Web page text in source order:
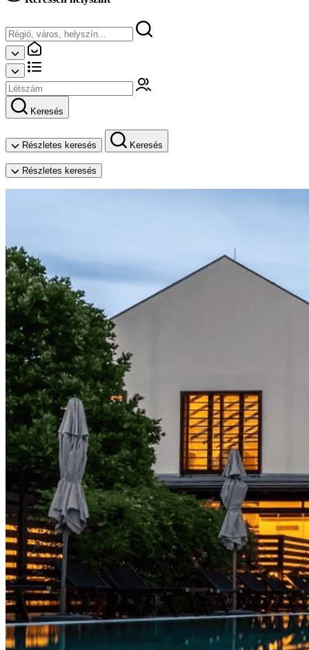
Keresés
Részletes keresés Keresés
Részletes keresés